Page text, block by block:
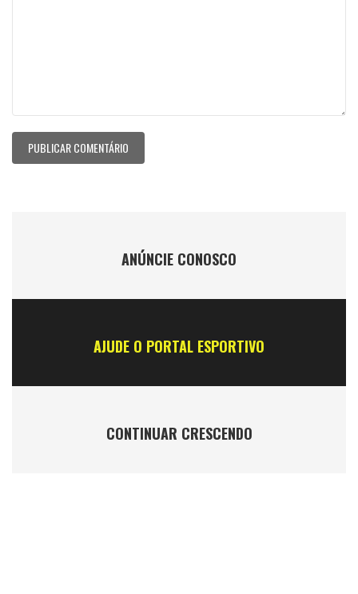
ANÚNCIE CONOSCO
AJUDE O PORTAL ESPORTIVO
CONTINUAR CRESCENDO